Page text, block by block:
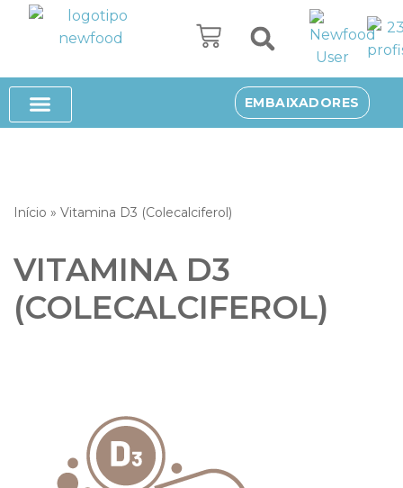
Avançar
conteúdo
EMBAIXADORES
Início » Vitamina D3 (Colecalciferol)
VITAMINA D3
(COLECALCIFEROL)